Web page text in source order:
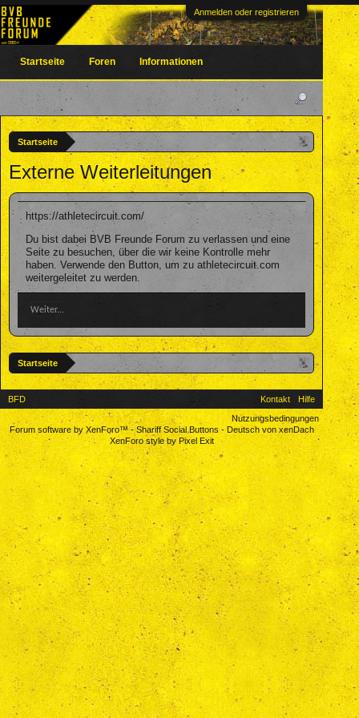
Anmelden oder registrieren
Startseite
Externe Weiterleitungen
https://athletecircuit.com/
Du bist dabei BVB Freunde Forum zu verlassen und eine
Seite zu besuchen, über die wir keine Kontrolle mehr
haben. Verwende den Button, um zu athletecircuit.com
weitergeleitet zu werden.
Weiter...
Startseite
Startseite Foren Informationen
BFD Kontakt
Hilfe
Nutzungsbedingungen
Forum software by XenForo™-Shariff Social Buttons- Deutsch von xenDach
XenForo style by Pixel Exit